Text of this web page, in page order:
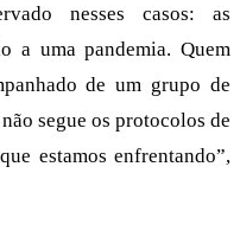
nesses casos: as
a uma pandemia. Quem
de um grupo de
segue os protocolos de
estamos enfrentando”,